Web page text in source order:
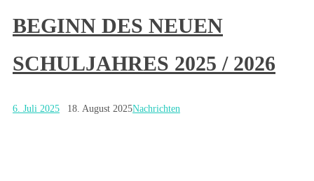
BEGINN DES NEUEN
SCHULJAHRES 2025 / 2026
6. Juli 2025 18. August 2025Nachrichten